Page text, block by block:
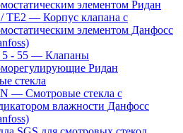
элементом Ридан
TE2 — Корпус клапана с
элементом Данфосс
5 - 55 — Клапаны
Ридан
стекла
— Смотровые стекла с
влажности Данфосс